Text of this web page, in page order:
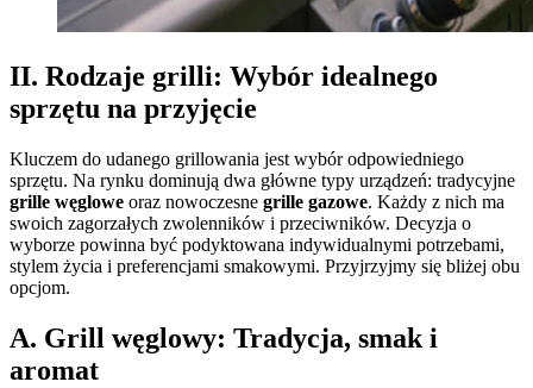
II. Rodzaje grilli: Wybór idealnego
sprzętu na przyjęcie
Kluczem do udanego grillowania jest wybór odpowiedniego
sprzętu. Na rynku dominują dwa główne typy urządzeń: tradycyjne
grille węglowe oraz nowoczesne grille gazowe. Każdy z nich ma
swoich zagorzałych zwolenników i przeciwników. Decyzja o
wyborze powinna być podyktowana indywidualnymi potrzebami,
stylem życia i preferencjami smakowymi. Przyjrzyjmy się bliżej obu
opcjom.
A. Grill węglowy: Tradycja, smak i
aromat